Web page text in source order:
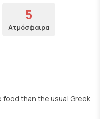
5
Ατμόσφαιρα
than the usual Greek